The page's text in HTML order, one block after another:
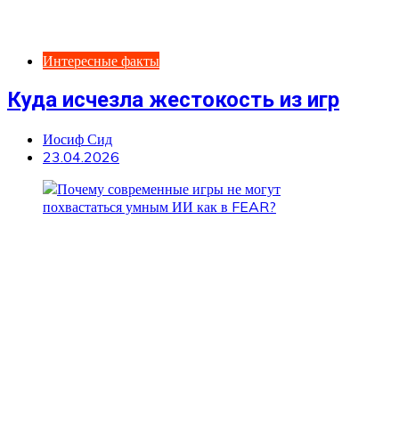
Интересные факты
Куда исчезла жестокость из игр
Иосиф Сид
23.04.2026